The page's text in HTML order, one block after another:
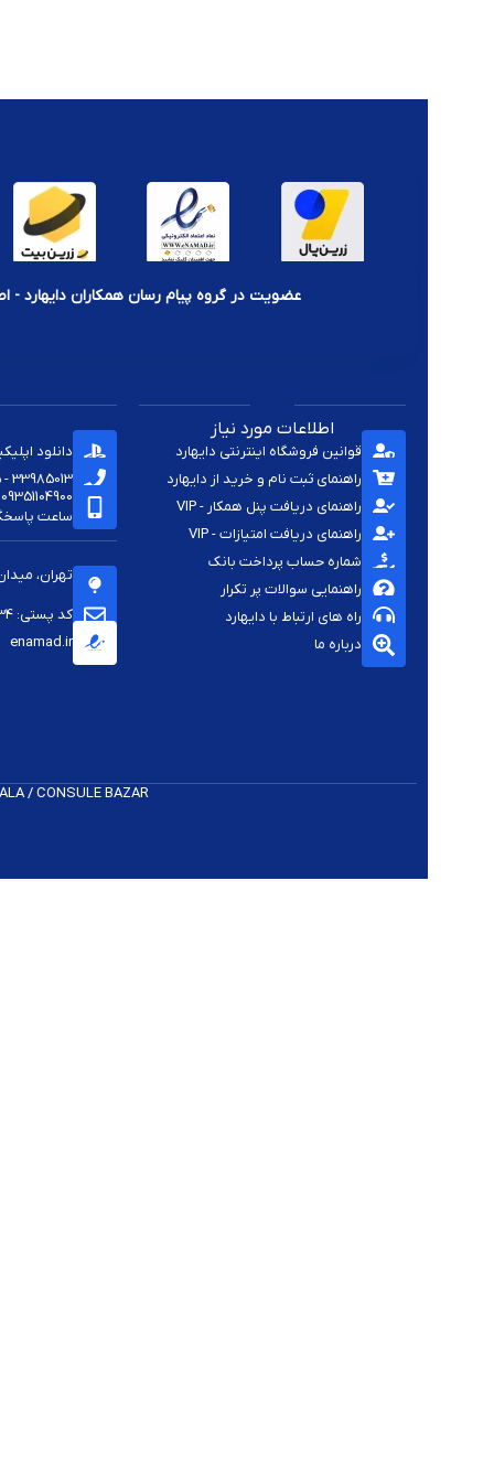
عضویت در گروه پیام رسان همکاران دایهارد -
اطلاعات مورد نیاز
قوانین فروشگاه اینترنتی دایهارد
راهنمای ثبت نام و خرید از دایهارد
راهنمای دریافت پنل همکار - VIP
راهنمای دریافت امتیازات - VIP
شماره حساب پرداخت بانک
راهنمایی سوالات پر تکرار
راه های ارتباط با دایهارد
درباره ما
دانلود
33985013 - 33920285 - 33985411 - 33963414 - 33937701 - 009821
09351104900
ساعت
تهران،
کد پستی: 1144813334
enamad.ir
/ CONSULE BAZAR